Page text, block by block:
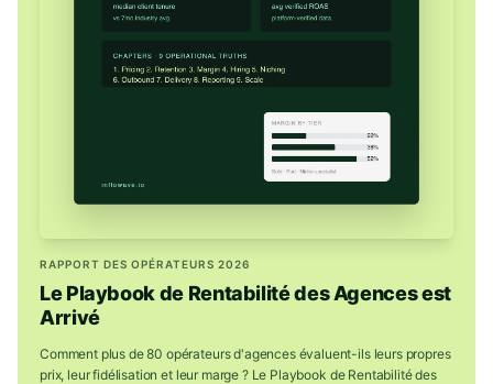
RAPPORT DES OPÉRATEURS 2026
Le Playbook de Rentabilité des Agences est
Arrivé
Comment plus de 80 opérateurs d'agences évaluent-ils leurs propres
prix, leur fidélisation et leur marge ? Le Playbook de Rentabilité des